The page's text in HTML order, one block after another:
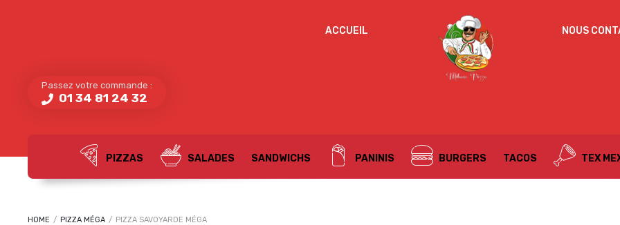
NOUS
ACCUEIL
Passez votre commande :
01 34 81 24 32
Un mot de passe sera envoyé vers votre adresse
PIZZAS SALADES SANDWICHS PANINIS BURGERS TACOS TEX
HOME / PIZZA MÉGA / PIZZA SAVOYARDE MÉGA